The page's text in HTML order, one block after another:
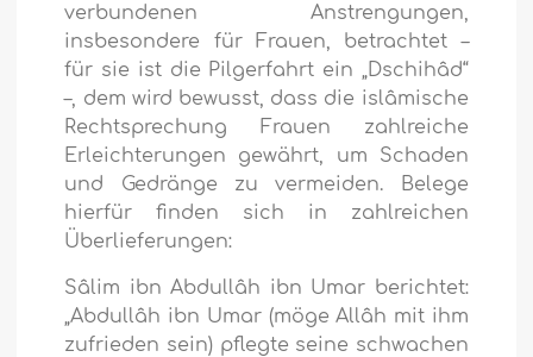
verbundenen Anstrengungen,
insbesondere für Frauen, betrachtet –
für sie ist die Pilgerfahrt ein „Dschihâd“
–, dem wird bewusst, dass die islâmische
Rechtsprechung Frauen zahlreiche
Erleichterungen gewährt, um Schaden
und Gedränge zu vermeiden. Belege
hierfür finden sich in zahlreichen
Überlieferungen:
Sâlim ibn Abdullâh ibn Umar berichtet:
„Abdullâh ibn Umar (möge Allâh mit ihm
zufrieden sein) pflegte seine schwachen